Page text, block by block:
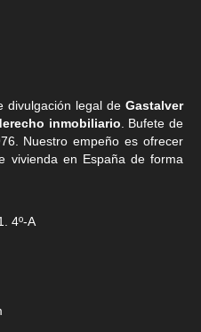
divulgación legal de Gastalver
inmobiliario . Bufete de
Nuestro empeño es ofrecer
vivienda en España de forma
4º-A